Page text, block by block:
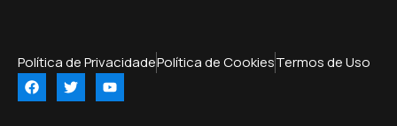
Política de PrivacidadePolítica de CookiesTermos de Uso